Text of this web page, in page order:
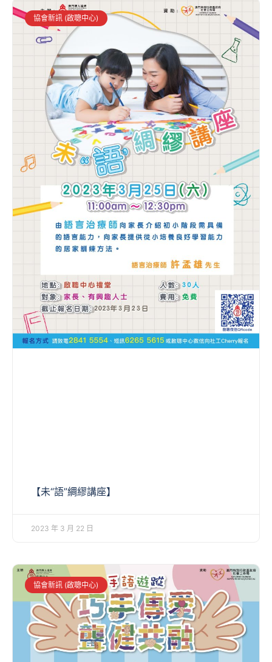
協會新訊 (啟聰中心)
【未“語”綢繆講座】
2023 年 3 月 22 日
協會新訊 (啟聰中心)